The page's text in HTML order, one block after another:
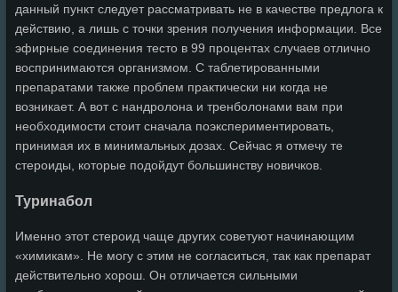
данный пункт следует рассматривать не в качестве предлога к
действию, а лишь с точки зрения получения информации. Все
эфирные соединения тесто в 99 процентах случаев отлично
воспринимаются организмом. С таблетированными
препаратами также проблем практически ни когда не
возникает. А вот с нандролона и тренболонами вам при
необходимости стоит сначала поэкспериментировать,
принимая их в минимальных дозах. Сейчас я отмечу те
стероиды, которые подойдут большинству новичков.
Туринабол
Именно этот стероид чаще других советуют начинающим
«химикам». Не могу с этим не согласиться, так как препарат
действительно хорош. Он отличается сильными